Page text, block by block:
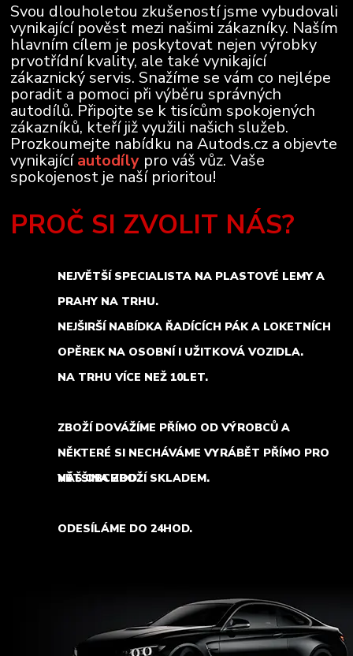
Svou dlouholetou zkušeností jsme vybudovali
vynikající pověst mezi našimi zákazníky. Naším
hlavním cílem je poskytovat nejen výrobky
prvotřídní kvality, ale také vynikající
zákaznický servis. Snažíme se vám co nejlépe
poradit a pomoci při výběru správných
autodílů. Připojte se k tisícům spokojených
zákazníků, kteří již využili našich služeb.
Prozkoumejte nabídku na Autods.cz a objevte
vynikajícíautodíly pro váš vůz. Vaše
spokojenost je naší prioritou!
PROČ SI ZVOLIT NÁS?
NEJVĚTŠÍ SPECIALISTA NA PLASTOVÉ LEMY A
PRAHY NA TRHU.
NEJŠIRŠÍ NABÍDKA ŘADÍCÍCH PÁK A LOKETNÍCH
OPĚREK NA OSOBNÍ I UŽITKOVÁ VOZIDLA.
NA TRHU VÍCE NEŽ 10LET.
ZBOŽÍ DOVÁŽÍME PŘÍMO OD VÝROBCŮ A
NĚKTERÉ SI NECHÁVÁME VYRÁBĚT PŘÍMO PRO
NÁŠ OBCHOD.
VĚTŠINA ZBOŽÍ SKLADEM.
ODESÍLÁME DO 24HOD.